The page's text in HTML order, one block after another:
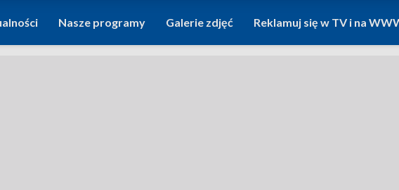
Nasze programy Galerie zdjęć Reklamuj się w TV i na